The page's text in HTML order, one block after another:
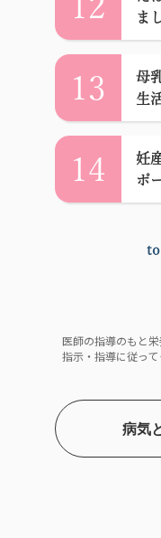
ま
13
母
生
14
妊
ポ
to
医師の指導のもと
指示・指導に従って
病気